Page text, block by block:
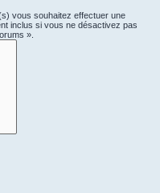
vous souhaitez effectuer une
inclus si vous ne désactivez pas
».